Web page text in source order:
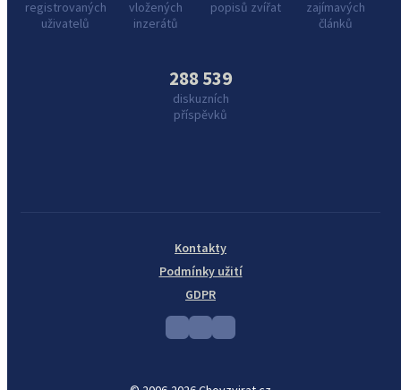
registrovaných
uživatelů
vložených
inzerátů
popisů zvířat
zajímavých
článků
288 539
diskuzních
příspěvků
Kontakty
Podmínky užití
GDPR